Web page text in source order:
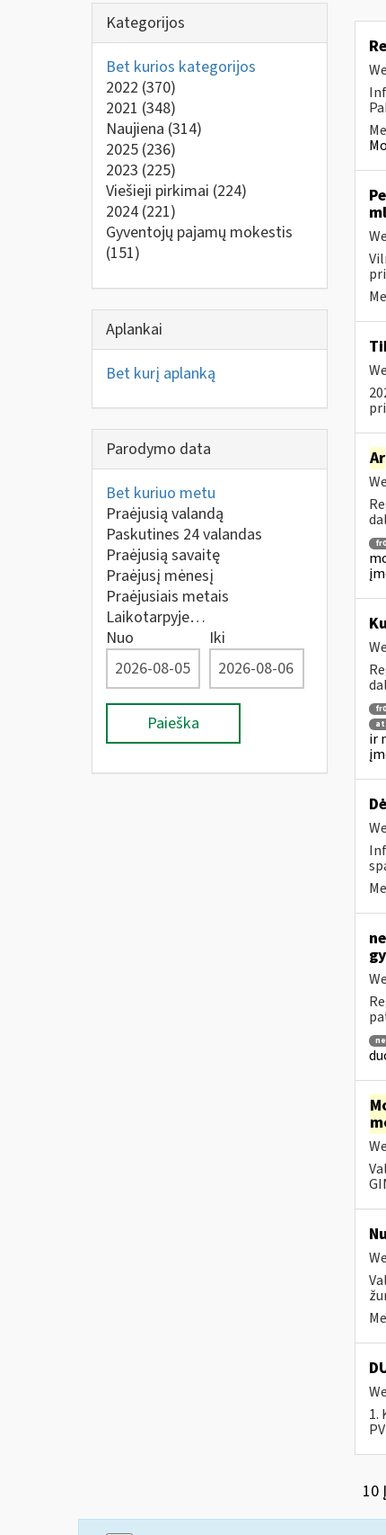
Kategorijos
Bet kurios kategorijos
2022 (370)
2021 (348)
Naujiena (314)
2025 (236)
2023 (225)
Viešieji pirkimai (224)
2024 (221)
Gyventojų pajamų mokestis
(151)
Aplankai
Bet kurį aplanką
Parodymo data
Bet kuriuo metu
Praėjusią valandą
Paskutines 24 valandas
Praėjusią savaitę
Praėjusį mėnesį
Praėjusiais metais
Laikotarpyje…
Nuo
Iki
Paieška
Ar
ir
1.
10